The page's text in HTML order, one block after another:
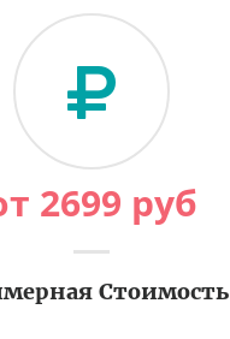
2699 руб
Стоимость